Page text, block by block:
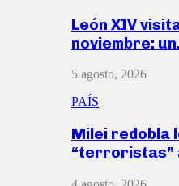
León XIV
noviembre:
5 agosto, 2026
PAÍS
Milei redobla
“terroristas”